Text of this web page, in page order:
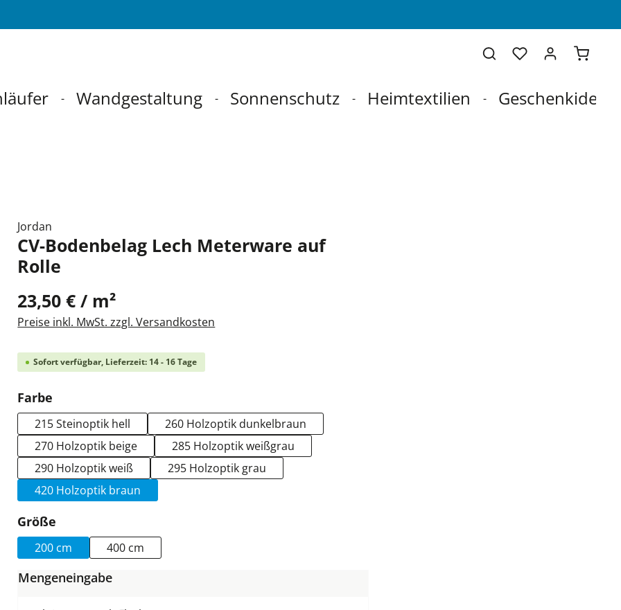
Wandgestaltung Sonnenschutz Heimtextilien Geschenkideen
Jordan
CV-Bodenbelag Lech Meterware auf
Rolle
23,50 € / m²
Preise inkl. MwSt. zzgl. Versandkosten
Sofort verfügbar, Lieferzeit: 14 - 16 Tage
Farbe
215 Steinoptik hell
260 Holzoptik dunkelbraun
270 Holzoptik beige
285 Holzoptik weißgrau
290 Holzoptik weiß
295 Holzoptik grau
420 Holzoptik braun
Größe
200 cm 400 cm
Mengeneingabe